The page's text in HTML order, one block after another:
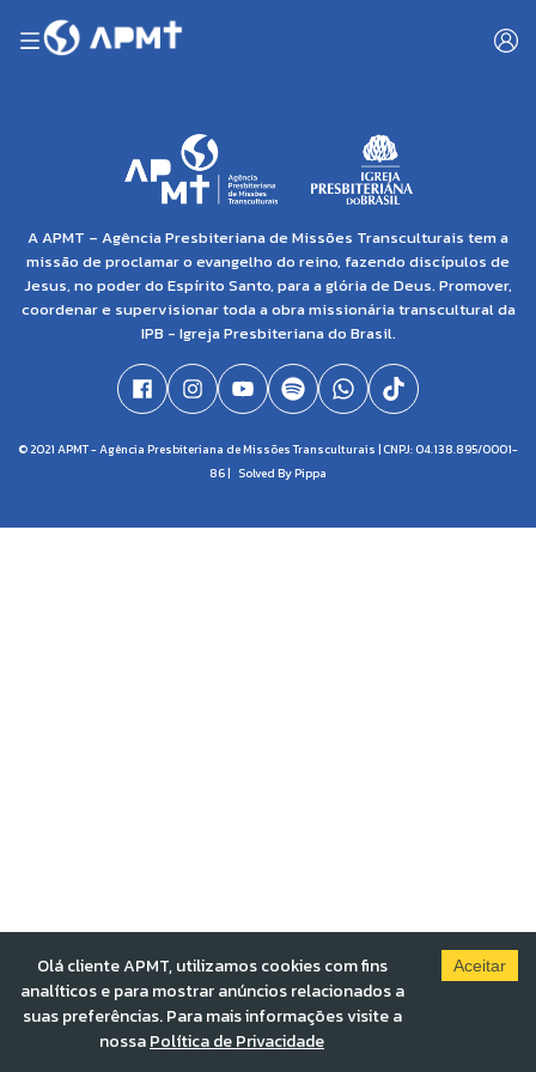
A APMT – Agência Presbiteriana de Missões Transculturais tem a
missão de proclamar o evangelho do reino, fazendo discípulos de
Jesus, no poder do Espírito Santo, para a glória de Deus. Promover,
coordenar e supervisionar toda a obra missionária transcultural da
IPB - Igreja Presbiteriana do Brasil.
© 2021 APMT - Agência Presbiteriana de Missões Transculturais | CNPJ: 04.138.895/0001-
86 | Solved By Pippa
Olá cliente APMT, utilizamos cookies com fins
analíticos e para mostrar anúncios relacionados a
suas preferências. Para mais informações visite a
nossaPolítica de Privacidade
Aceitar